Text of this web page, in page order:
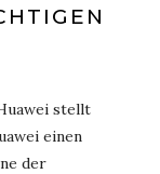
stellt
einen
der